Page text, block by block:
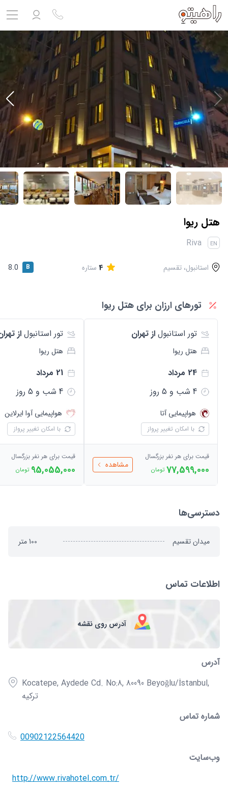
مشاهده پروفایل
خروج
ورود به حساب کاربری
حساب کاربری ندارید؟ ثبت نام کنید
ثبت نام آژانس
بلیط هواپیما
تور
درباره ما
ارتباط با ما
هتل ریوا
EN
Riva
استانبول، تقسیم 4 ستاره B
8.0
تورهای ارزان برای هتل ریوا
تور استانبول از تهران
هتل ریوا
24 مرداد
4 شب و 5 روز
هواپیماییآتا
با امکان تغییر پرواز
قیمت برای هر نفر بزرگسال
77,599,000 تومان مشاهده
تور استانبول از
هتل ریوا
21 مرداد
4 شب و 5 روز
هواپیماییآوا ایرلاین
با امکان تغییر پرواز
قیمت برای هر نفر بزرگسال
95,055,000 تومان
دسترسی‌ها
میدان تقسیم 100متر
اطلاعات تماس
آدرس روی نقشه
آدرس
Kocatepe, Aydede Cd. No:8, 80090 Beyoğlu/İstanbul,
ترکیه
شماره تماس
00902122564420
وب‌سایت
http://www.rivahotel.com.tr/